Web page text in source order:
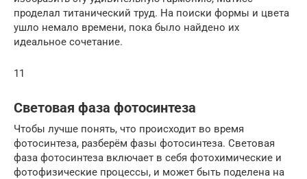
проделал титанический труд. На поиски формы и цвета
ушло немало времени, пока было найдено их
идеальное сочетание.
11
Световая фаза фотосинтеза
Чтобы лучше понять, что происходит во время
фотосинтеза, разберём фазы фотосинтеза. Световая
фаза фотосинтеза включает в себя фотохимические и
фотофизические процессы, и может быть поделена на